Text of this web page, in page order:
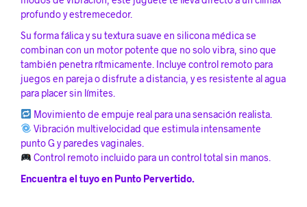
profundo y estremecedor.
Su forma fálica y su textura suave en silicona médica se
combinan con un motor potente que no solo vibra, sino que
también penetra rítmicamente. Incluye control remoto para
juegos en pareja o disfrute a distancia, y es resistente al agua
para placer sin límites.
Movimiento de empuje real para una sensación realista.
Vibración multivelocidad que estimula intensamente
punto G y paredes vaginales.
Control remoto incluido para un control total sin manos.
Encuentra el tuyo en Punto Pervertido.